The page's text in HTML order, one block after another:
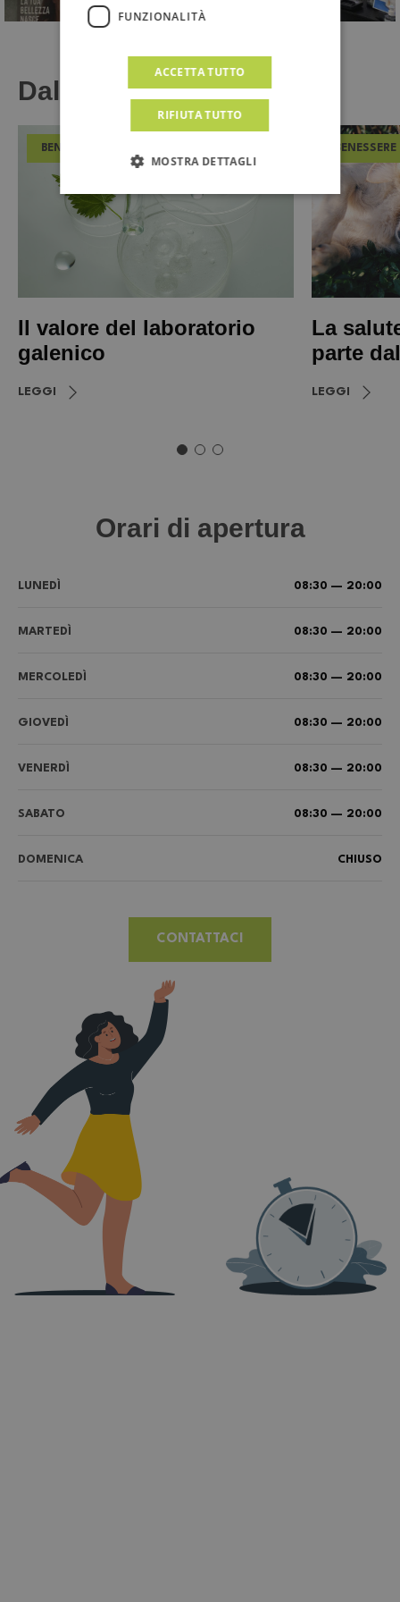
Dal Magazine
BENESSERE
Il valore del laboratorio
galenico
LEGGI
BENESSERE
La
parte
LEGGI
Orari di apertura
LUNEDÌ 08:30 — 20:00
MARTEDÌ 08:30 — 20:00
MERCOLEDÌ 08:30 — 20:00
GIOVEDÌ 08:30 — 20:00
VENERDÌ 08:30 — 20:00
SABATO 08:30 — 20:00
DOMENICA CHIUSO
CONTATTACI
FUNZIONALITÀ
ACCETTA TUTTO
RIFIUTA TUTTO
MOSTRA DETTAGLI